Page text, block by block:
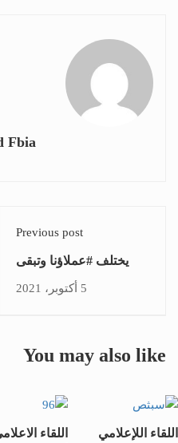
Fbia
Previous post
يختلف #عملاؤنا وتبقى
القيمة الحقيقية هي
5 أكتوبر، 2021
You may also like
اللقاء اللإعلامي
اللقاء